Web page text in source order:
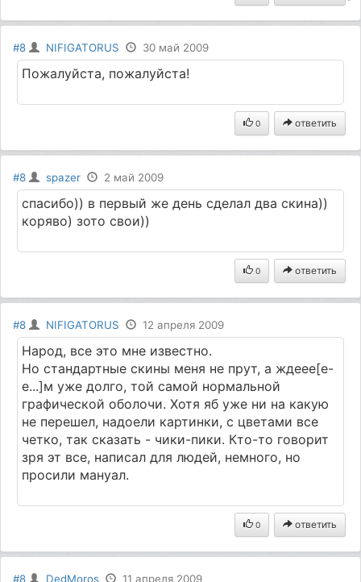
#8 NIFIGATORUS 30 май 2009
Пожалуйста, пожалуйста!
0 ответить
#8 spazer 2 май 2009
спасибо)) в первый же день сделал два скина))
коряво) зото свои))
0 ответить
#8 NIFIGATORUS 12 апреля 2009
Народ, все это мне известно.
Но стандартные скины меня не прут, а ждеее[е-
е...]м уже долго, той самой нормальной
графической оболочи. Хотя яб уже ни на какую
не перешел, надоели картинки, с цветами все
четко, так сказать - чики-пики. Кто-то говорит
зря эт все, написал для людей, немного, но
просили мануал.
0 ответить
#8 DedMoros 11 апреля 2009